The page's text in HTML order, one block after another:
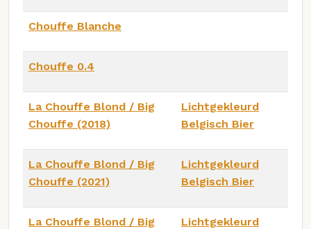
Chouffe Blanche
Chouffe 0.4
La Chouffe Blond / Big
Chouffe (2018)
Lichtgekleurd
Belgisch Bier
La Chouffe Blond / Big
Chouffe (2021)
Lichtgekleurd
Belgisch Bier
La Chouffe Blond / Big
Lichtgekleurd